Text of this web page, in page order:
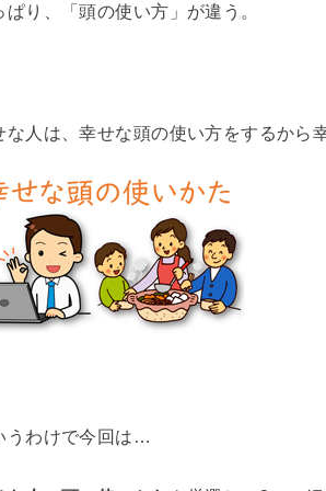
ぱり、「頭の使い方」が違う。
な人は、幸せな頭の使い方をするから
うわけで今回は…